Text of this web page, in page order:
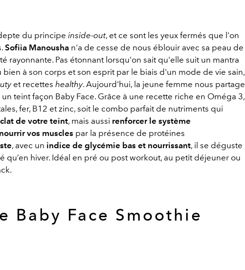
du principe inside-out, et ce sont les yeux fermés que l'on
Sofiia Manousha n'a de cesse de nous éblouir avec sa peau de
rayonnante. Pas étonnant lorsqu'on sait qu'elle suit un mantra
bien à son corps et son esprit par le biais d'un mode de vie sain,
et recettes healthy. Aujourd'hui, la jeune femme nous partage
teint façon Baby Face. Grâce à une recette riche en Oméga 3,
fer, B12 et zinc, soit le combo parfait de nutriments qui
de votre teint, mais aussi renforcer le système
nourrir vos muscles par la présence de protéines
, avec un indice de glycémie bas et nourrissant, il se déguste
qu’en hiver. Idéal en pré ou post workout, au petit déjeuner ou
Baby Face Smoothie